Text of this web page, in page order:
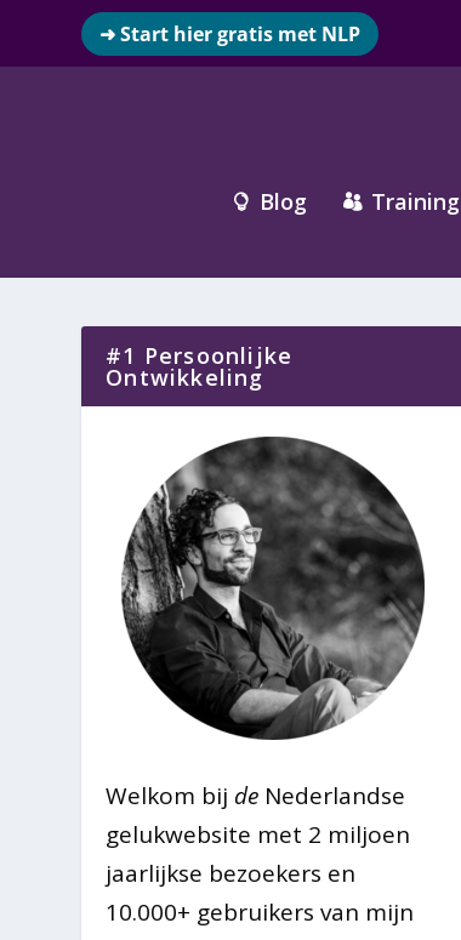
➜ Start hier gratis met NLP
 Blog  Training
#1 Persoonlijke
Ontwikkeling
Welkom bij de Nederlandse
gelukwebsite met 2 miljoen
jaarlijkse bezoekers en
10.000+ gebruikers van mijn